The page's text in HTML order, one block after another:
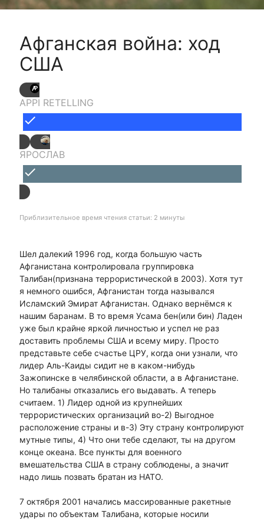
Афганская война: ход
США
APPI RETELLING
done
ЯРОСЛАВ
done
Приблизительное время чтения статьи: 2 минуты
Шел далекий 1996 год, когда большую часть
Афганистана контролировала группировка
Талибан(признана террористической в 2003). Хотя тут
я немного ошибся, Афганистан тогда назывался
Исламский Эмират Афганистан. Однако вернёмся к
нашим баранам. В то время Усама бен(или бин) Ладен
уже был крайне яркой личностью и успел не раз
доставить проблемы США и всему миру. Просто
представьте себе счастье ЦРУ, когда они узнали, что
лидер Аль-Каиды сидит не в каком-нибудь
Зажопинске в челябинской области, а в Афганистане.
Но талибаны отказались его выдавать. А теперь
считаем. 1) Лидер одной из крупнейших
террористических организаций во-2) Выгодное
расположение страны и в-3) Эту страну контролируют
мутные типы, 4) Что они тебе сделают, ты на другом
конце океана. Все пункты для военного
вмешательства США в страну соблюдены, а значит
надо лишь позвать братан из НАТО.
7 октября 2001 начались массированные ракетные
удары по объектам Талибана, которые носили